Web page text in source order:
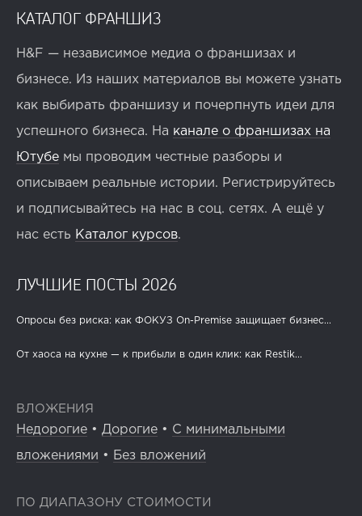
КАТАЛОГ ФРАНШИЗ
H&F — независимое медиа о франшизах и
бизнесе. Из наших материалов вы можете узнать
как выбирать франшизу и почерпнуть идеи для
успешного бизнеса. На канале о франшизах на
Ютубе мы проводим честные разборы и
описываем реальные истории. Регистрируйтесь
и подписывайтесь на нас в соц. сетях. А ещё у
нас есть Каталог курсов.
ЛУЧШИЕ ПОСТЫ 2026
Опросы без риска: как ФОКУЗ On-Premise защищает бизнес...
От хаоса на кухне — к прибыли в один клик: как Restik...
ВЛОЖЕНИЯ
Недорогие • Дорогие • С минимальными
вложениями • Без вложений
ПО ДИАПАЗОНУ СТОИМОСТИ